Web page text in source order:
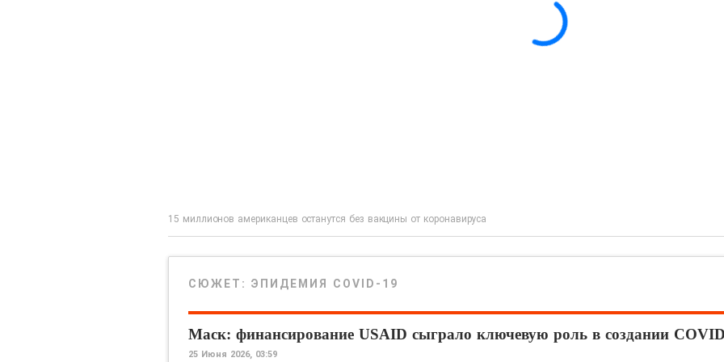
15 миллионов американцев останутся без вакцины от коронавируса
СЮЖЕТ: ЭПИДЕМИЯ COVID-19
Маск: финансирование USAID сыграло ключевую роль в создании
25 Июня 2026, 03:59